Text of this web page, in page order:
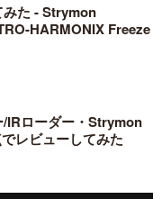
みた - Strymon
HARMONIX Freeze
IRローダー・Strymon
レビューしてみた